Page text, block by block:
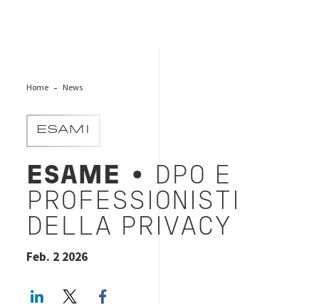
Home News
ESAMI
ESAME
• DPO E
PROFESSIONISTI
DELLA PRIVACY
Feb. 2 2026
LinkedInTwitter